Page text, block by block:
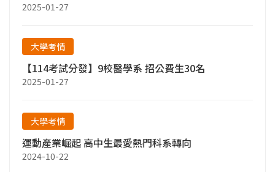
2025-01-27
大學考情
【114考試分發】9校醫學系 招公費生30名
2025-01-27
大學考情
運動產業崛起 高中生最愛熱門科系轉向
2024-10-22